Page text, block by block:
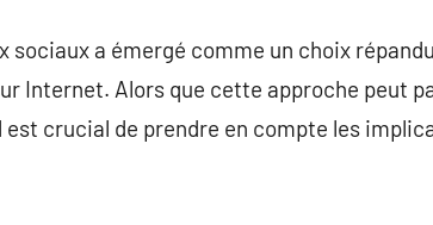
sociaux a émergé comme un choix
Internet. Alors que cette approche peut
crucial de prendre en compte les